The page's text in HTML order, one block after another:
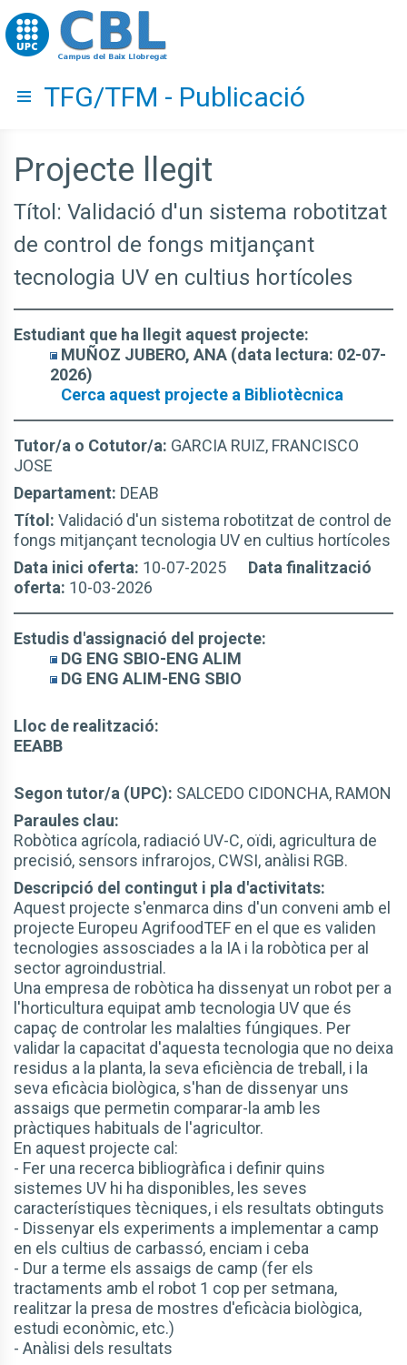
Go to upc.edu
Hide menu
TFG/TFM - Publicació
Projecte llegit
Títol: Validació d'un sistema robotitzat
de control de fongs mitjançant
tecnologia UV en cultius hortícoles
Estudiant que ha llegit aquest projecte:
MUÑOZ JUBERO, ANA (data lectura: 02-07-
2026)
Cerca aquest projecte a Bibliotècnica
Tutor/a o Cotutor/a: GARCIA RUIZ, FRANCISCO
JOSE
Departament: DEAB
Títol: Validació d'un sistema robotitzat de control de
fongs mitjançant tecnologia UV en cultius hortícoles
Data inici oferta: 10-07-2025 Data finalització
oferta: 10-03-2026
Estudis d'assignació del projecte:
DG ENG SBIO-ENG ALIM
DG ENG ALIM-ENG SBIO
Lloc de realització:
EEABB
Segon tutor/a (UPC): SALCEDO CIDONCHA, RAMON
Paraules clau:
Robòtica agrícola, radiació UV-C, oïdi, agricultura de
precisió, sensors infrarojos, CWSI, anàlisi RGB.
Descripció del contingut i pla d'activitats:
Aquest projecte s'enmarca dins d'un conveni amb el
projecte Europeu AgrifoodTEF en el que es validen
tecnologies assosciades a la IA i la robòtica per al
sector agroindustrial.
Una empresa de robòtica ha dissenyat un robot per a
l'horticultura equipat amb tecnologia UV que és
capaç de controlar les malalties fúngiques. Per
validar la capacitat d'aquesta tecnologia que no deixa
residus a la planta, la seva eficiència de treball, i la
seva eficàcia biològica, s'han de dissenyar uns
assaigs que permetin comparar-la amb les
pràctiques habituals de l'agricultor.
En aquest projecte cal:
- Fer una recerca bibliogràfica i definir quins
sistemes UV hi ha disponibles, les seves
característiques tècniques, i els resultats obtinguts
- Dissenyar els experiments a implementar a camp
en els cultius de carbassó, enciam i ceba
- Dur a terme els assaigs de camp (fer els
tractaments amb el robot 1 cop per setmana,
realitzar la presa de mostres d'eficàcia biològica,
estudi econòmic, etc.)
- Anàlisi dels resultats